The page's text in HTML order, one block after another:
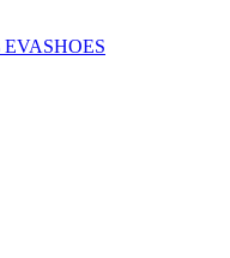
EVASHOES